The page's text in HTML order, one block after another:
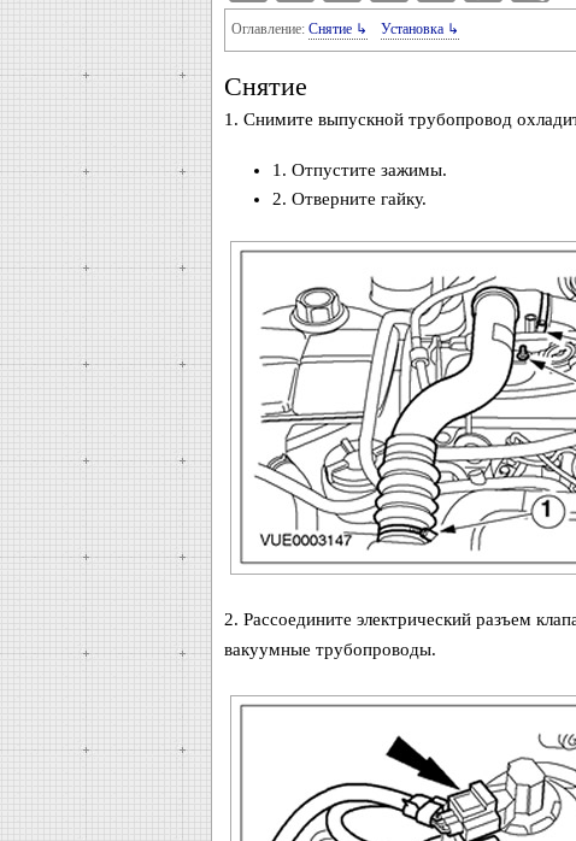
Оглавление: Снятие ↳ Установка ↳
Снятие
1. Снимите выпускной трубопровод
1. Отпустите зажимы.
2. Отверните гайку.
2. Рассоедините электрический разъем
вакуумные трубопроводы.